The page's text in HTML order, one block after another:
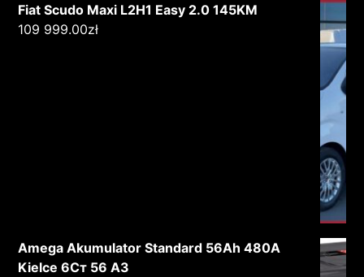
Fiat Scudo Maxi L2H1 Easy 2.0 145KM
109 999.00zł
Amega Akumulator Standard 56Ah 480A
Kielce 6Ст 56 А3